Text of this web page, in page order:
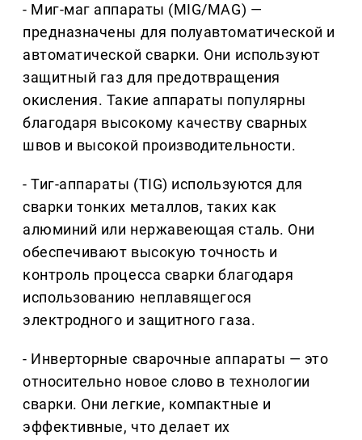
- Миг-маг аппараты (MIG/MAG) —
предназначены для полуавтоматической и
автоматической сварки. Они используют
защитный газ для предотвращения
окисления. Такие аппараты популярны
благодаря высокому качеству сварных
швов и высокой производительности.
- Тиг-аппараты (TIG) используются для
сварки тонких металлов, таких как
алюминий или нержавеющая сталь. Они
обеспечивают высокую точность и
контроль процесса сварки благодаря
использованию неплавящегося
электродного и защитного газа.
- Инверторные сварочные аппараты — это
относительно новое слово в технологии
сварки. Они легкие, компактные и
эффективные, что делает их